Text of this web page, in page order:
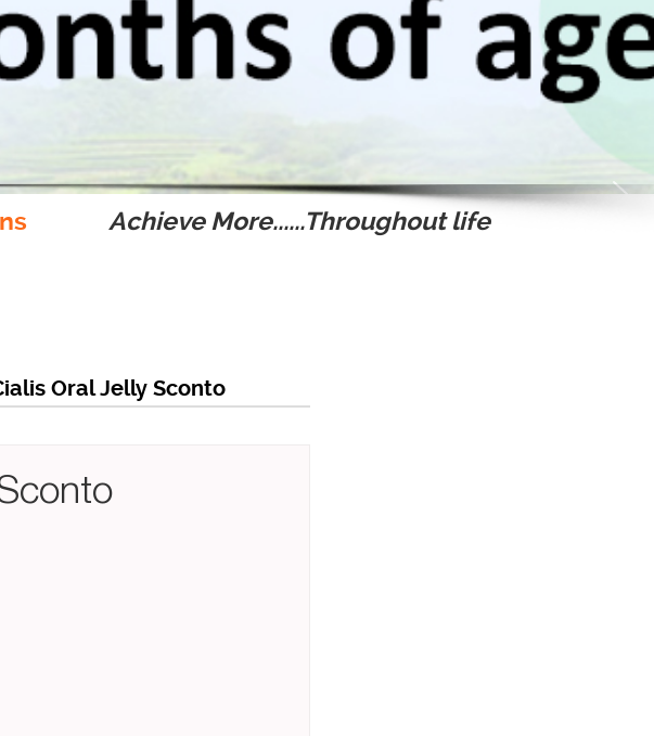
Achieve More......Throughout life
Oral Jelly Sconto